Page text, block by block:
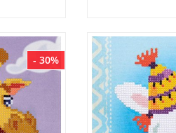
- 30%